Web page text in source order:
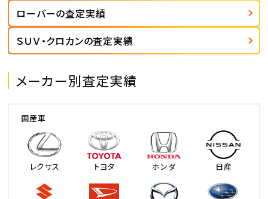
ローバーの査定実績
ＳＵＶ・クロカンの査定実績
メーカー別査定実績
国産車
レクサス トヨタ ホンダ 日産